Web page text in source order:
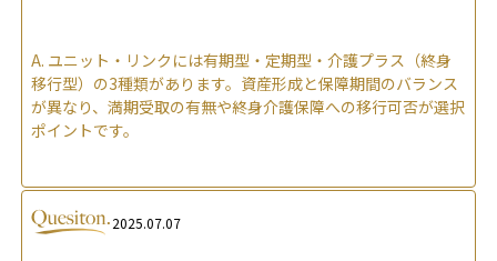
A. ユニット・リンクには有期型・定期型・介護プラス（終身
移行型）の3種類があります。資産形成と保障期間のバランス
が異なり、満期受取の有無や終身介護保障への移行可否が選択
ポイントです。
2025.07.07